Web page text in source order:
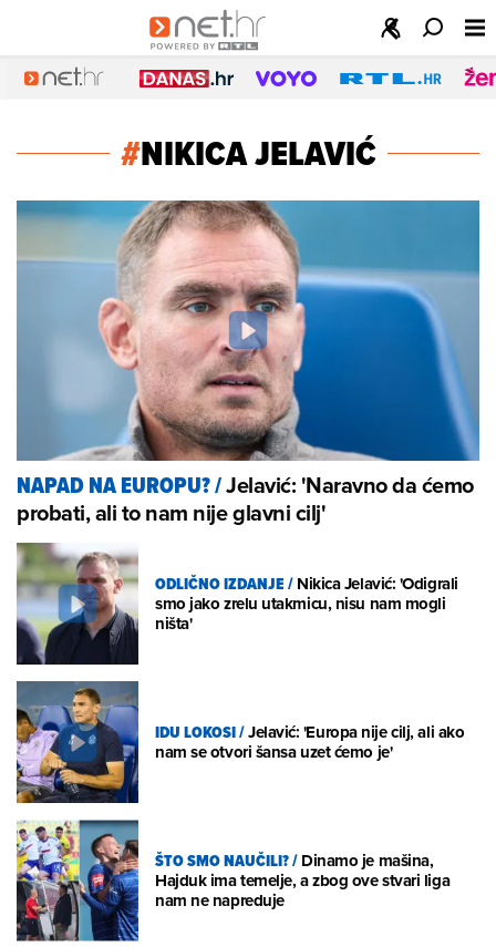
#NIKICA JELAVIĆ
NAPAD NA EUROPU?/Jelavić: 'Naravno da ćemo
probati, ali to nam nije glavni cilj'
ODLIČNO IZDANJE/Nikica Jelavić: 'Odigrali
smo jako zrelu utakmicu, nisu nam mogli
ništa'
IDU LOKOSI/Jelavić: 'Europa nije cilj, ali ako
nam se otvori šansa uzet ćemo je'
ŠTO SMO NAUČILI?/Dinamo je mašina,
Hajduk ima temelje, a zbog ove stvari liga
nam ne napreduje